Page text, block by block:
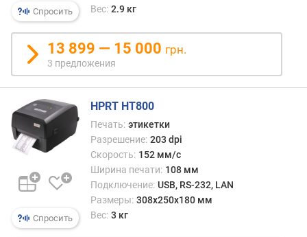
с
а
р
е
ш
е
н
е
п
ч
а
Спросить
Вес: 2.9 кг
13 899 — 15 000 грн.
3 предложения
Спросить
HPRT HT800
Печать: этикетки
Разрешение: 203 dpi
Скорость: 152 мм/с
Ширина печати: 108 мм
Подключение: USB, RS-232, LAN
Размеры: 308x250x180 мм
Вес: 3 кг